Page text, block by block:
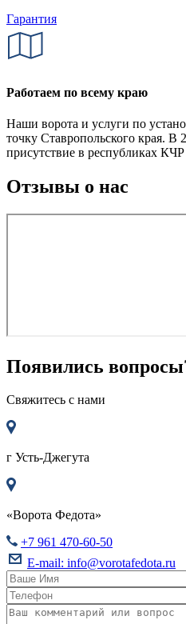
Гарантия
Работаем по всему краю
Наши ворота и услуги по
точку Ставропольского края.
присутствие в республиках
Отзывы о нас
Появились
Свяжитесь с нами
г Усть-Джегута
«Ворота Федота»
+7 961 470-60-50
E-mail: info@vorotafedota.ru